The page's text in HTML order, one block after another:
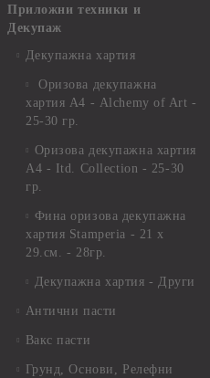
Приложни техники и
Декупаж
Декупажна хартия
Оризова декупажна
хартия А4 - Alchemy of Art -
25-30 гр.
Оризова декупажна хартия
А4 - Itd. Collection - 25-30
гр.
Фина оризова декупажна
хартия Stamperia - 21 х
29.см. - 28гр.
Декупажна хартия - Други
Антични пасти
Вакс пасти
Грунд, Основи, Релефни